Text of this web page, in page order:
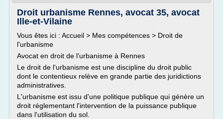
Droit urbanisme Rennes, avocat 35, avocat
Ille-et-Vilaine
Vous êtes ici : Accueil > Mes compétences > Droit de
l'urbanisme
Avocat en droit de l'urbanisme à Rennes
Le droit de l'urbanisme est une discipline du droit public
dont le contentieux relève en grande partie des juridictions
administratives.
L'urbanisme est issu d'une politique publique qui génère un
droit réglementant l'intervention de la puissance publique
dans l'utilisation du sol.